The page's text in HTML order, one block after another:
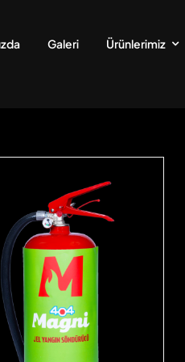
Galeri Ürünlerimiz